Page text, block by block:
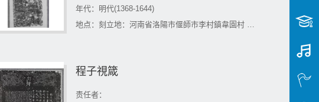
年代：明代(1368-1644)
地点：刻立地：河南省洛陽市偃師市李村鎮韋園村 現藏地：河南省洛陽市偃師市李村鎮韋園村
程子視箴
责任者：